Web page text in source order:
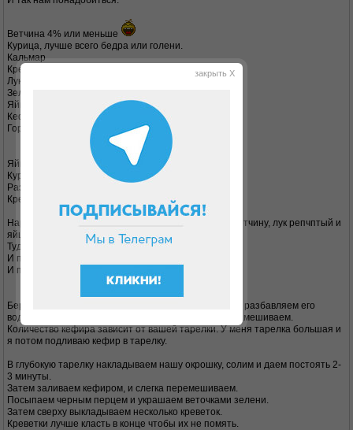
Ветчина 4% или меньше
Курица, лучше всего бедра или голени.
Кальмар
Креветки
Лук репчатый
Зелень
Яйца
Кефир 1%
Горчица.
Яйца варим, даем им остыть , и затем очищаем.
Курицу, кальмара и креветки отвариваем.
Разумеется по отдельности.
Креветки очищаем.
Нарезаем в кастрюлю кубиками курицу, кальмара, ветчину, лук репчптый и
яйца.
Туда же нарезаем зелень.
И перемешиваем.
И пока данную смесь отложим в сторону.
Берем 1 стакан кефира, если кефир густой, немного разбавляем его
водой, и добовляем пол чайной ложки горчицы. И рамешиваем.
Количество кефира зависит от вашей тарелки. У меня тарелка большая и
я потом подливаю кефир в тарелку.
В глубокую тарелку накладываем нашу окрошку, солим и даем постоять 2-
3 минуты.
Затем заливаем кефиром, и слегка перемешиваем.
Посыпаем черным перцем и украшаем веточками зелени.
Затем сверху выкладываем несколько креветок.
Креветки лучше класть в конце чтобы их не помять.
закрыть X